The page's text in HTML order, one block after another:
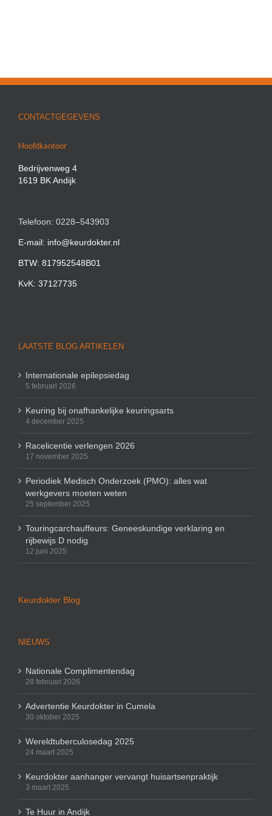
CONTACTGEGEVENS
Hoofdkantoor
Bedrijvenweg 4
1619 BK Andijk
Telefoon: 0228–543903
E-mail: info@keurdokter.nl
BTW: 817952548B01
KvK: 37127735
LAATSTE BLOG ARTIKELEN
Internationale epilepsiedag
5 februari 2026
Keuring bij onafhankelijke keuringsarts
4 december 2025
Racelicentie verlengen 2026
17 november 2025
Periodiek Medisch Onderzoek (PMO): alles wat
werkgevers moeten weten
25 september 2025
Touringcarchauffeurs: Geneeskundige verklaring en
rijbewijs D nodig
12 juni 2025
Keurdokter Blog
NIEUWS
Nationale Complimentendag
28 februari 2026
Advertentie Keurdokter in Cumela
30 oktober 2025
Wereldtuberculosedag 2025
24 maart 2025
Keurdokter aanhanger vervangt huisartsenpraktijk
3 maart 2025
Te Huur in Andijk